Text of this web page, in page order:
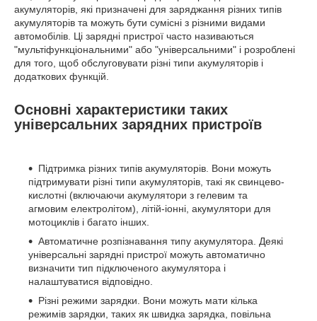
акумуляторів, які призначені для заряджання різних типів
акумуляторів та можуть бути сумісні з різними видами
автомобілів. Ці зарядні пристрої часто називаються
"мультіфункціональними" або "універсальними" і розроблені
для того, щоб обслуговувати різні типи акумуляторів і
додаткових функцій.
Основні характеристики таких
універсальних зарядних пристроїв
Підтримка різних типів акумуляторів. Вони можуть
підтримувати різні типи акумуляторів, такі як свинцево-
кислотні (включаючи акумулятори з гелевим та
агмовим електролітом), літій-іонні, акумулятори для
мотоциклів і багато інших.
Автоматичне розпізнавання типу акумулятора. Деякі
універсальні зарядні пристрої можуть автоматично
визначити тип підключеного акумулятора і
налаштуватися відповідно.
Різні режими зарядки. Вони можуть мати кілька
режимів зарядки, таких як швидка зарядка, повільна